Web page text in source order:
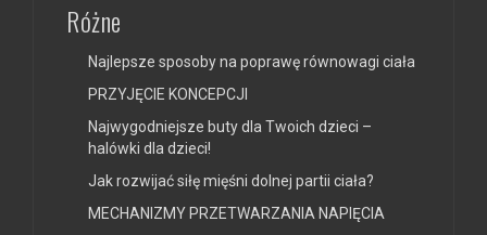
Różne
Najlepsze sposoby na poprawę równowagi ciała
PRZYJĘCIE KONCEPCJI
Najwygodniejsze buty dla Twoich dzieci –
halówki dla dzieci!
Jak rozwijać siłę mięśni dolnej partii ciała?
MECHANIZMY PRZETWARZANIA NAPIĘCIA